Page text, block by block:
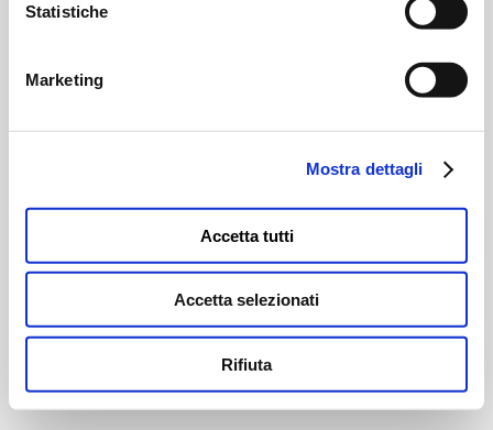
Statistiche
Marketing
Mostra dettagli
Accetta tutti
Accetta selezionati
Rifiuta